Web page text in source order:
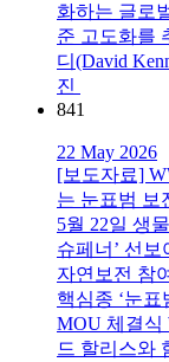
화하는 글로
준 고도화를
디(David
진
841
22 May 2026
[보도자료]
는 눈표범 보
5월 22일 생
슈페너’ 선
자연보전 참
핵심종 ‘눈
MOU 체결식
드 할리스와